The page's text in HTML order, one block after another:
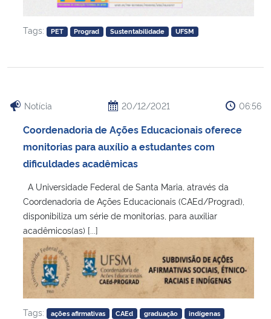
Tags: PET Prograd Sustentabilidade UFSM
Notícia 20/12/2021 06:56
Coordenadoria de Ações Educacionais oferece
monitorias para auxílio a estudantes com
dificuldades acadêmicas
A Universidade Federal de Santa Maria, através da
Coordenadoria de Ações Educacionais (CAEd/Prograd),
disponibiliza um série de monitorias, para auxiliar
acadêmicos(as) [...]
Tags: ações afirmativas CAEd graduação
indígenas